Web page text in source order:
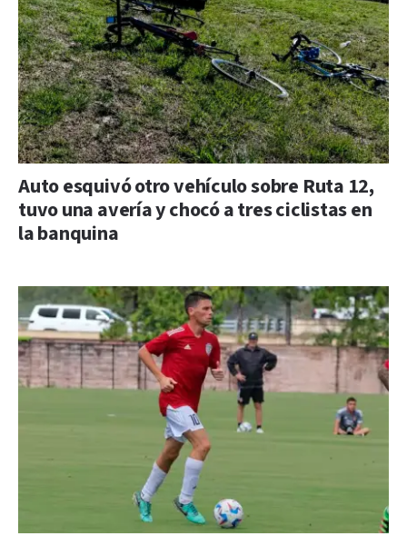
Auto esquivó otro vehículo sobre Ruta 12,
tuvo una avería y chocó a tres ciclistas en
la banquina